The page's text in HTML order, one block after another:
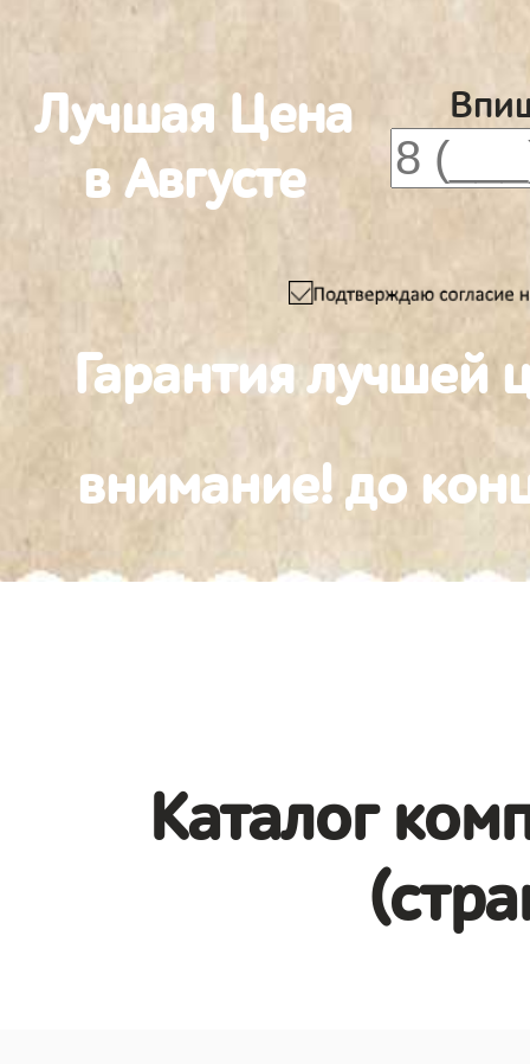
Лучшая Цена
в Августе
Гарантия лучшей
внимание! до
Каталог